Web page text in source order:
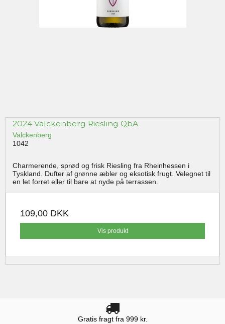
2024 Valckenberg Riesling QbA
Valckenberg
1042
Charmerende, sprød og frisk Riesling fra Rheinhessen i
Tyskland. Dufter af grønne æbler og eksotisk frugt. Velegnet til
en let forret eller til bare at nyde på terrassen.
109,00 DKK
Vis produkt
Gratis fragt fra 999 kr.